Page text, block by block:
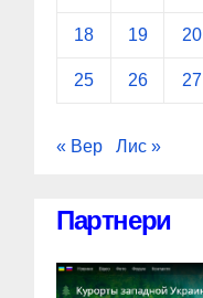
18 19 20
25 26 27
« Вер Лис »
Партнери